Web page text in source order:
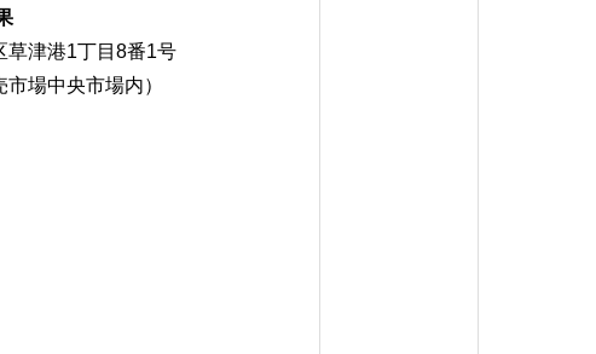
草津港1丁目8番1号
市場中央市場内）